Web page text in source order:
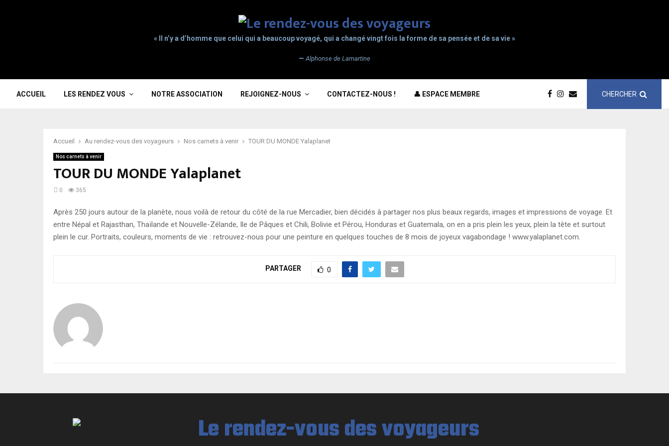
« Il n’y a d’homme que celui qui a beaucoup voyagé, qui a changé vingt fois la forme de sa pensée et de sa vie »
— Alphonse de Lamartine
ACCUEIL LES RENDEZ VOUS NOTRE ASSOCIATION REJOIGNEZ-NOUS CONTACTEZ-NOUS ! 👤 ESPACE MEMBRE CHERCHER
Accueil Au rendez-vous des voyageurs Nos carnets à venir TOUR DU MONDE Yalaplanet
Nos carnets à venir
TOUR DU MONDE Yalaplanet
0 365
Après 250 jours autour de la planète, nous voilà de retour du côté de la rue Mercadier, bien décidés à partager nos plus beaux regards, images et impressions de voyage. Et
entre Népal et Rajasthan, Thaïlande et Nouvelle-Zélande, Ile de Pâques et Chili, Bolivie et Pérou, Honduras et Guatemala, on en a pris plein les yeux, plein la tête et surtout
plein le cur. Portraits, couleurs, moments de vie : retrouvez-nous pour une peinture en quelques touches de 8 mois de joyeux vagabondage ! www.yalaplanet.com.
PARTAGER 0